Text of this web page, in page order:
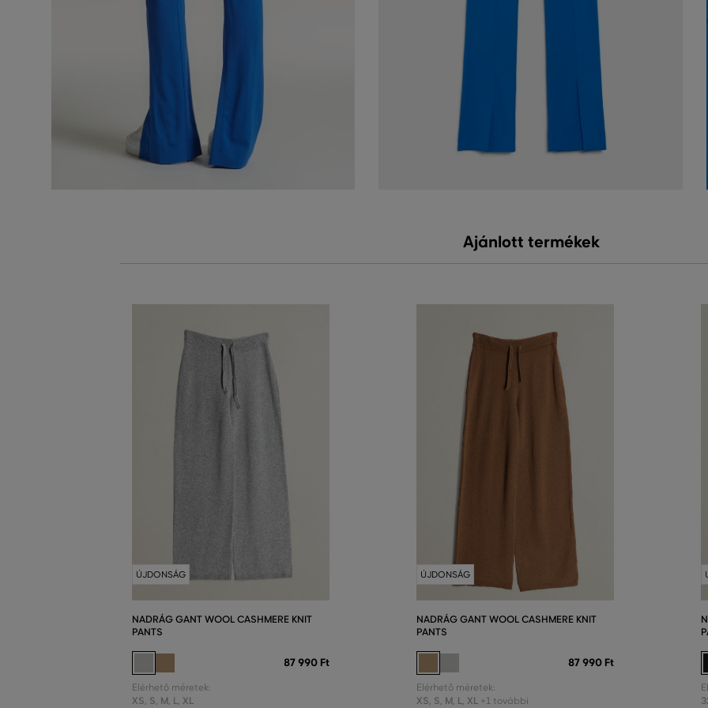
Ajánlott termékek
ÚJDONSÁG
NADRÁG GANT WOOL CASHMERE KNIT
PANTS
87 990 Ft
Elérhető méretek:
XS S M L XL
ÚJDONSÁG
NADRÁG GANT WOOL CASHMERE KNIT
PANTS
87 990 Ft
Elérhető méretek:
XS S M L XL +1 további